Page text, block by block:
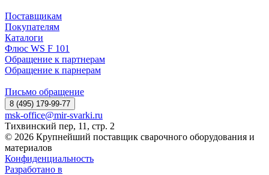
Поставщикам
Покупателям
Каталоги
Флюс WS F 101
Обращение к партнерам
Обращение к парнерам
Письмо обращение
8 (495) 179-99-77
msk-office@mir-svarki.ru
Тихвинский пер, 11, стр. 2
© 2026 Крупнейший поставщик сварочного оборудования и
материалов
Конфиденциальность
Разработано в